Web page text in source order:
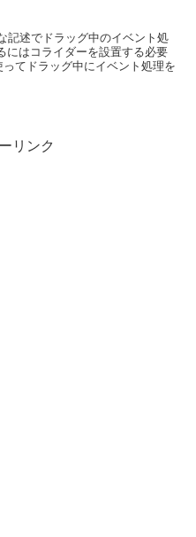
記述でドラッグ中のイベント処
にはコライダーを設置する必要
てドラッグ中にイベント処理を
リンク